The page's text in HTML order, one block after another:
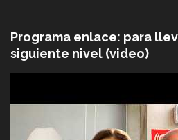
Programa enlace: para
siguiente nivel (video)